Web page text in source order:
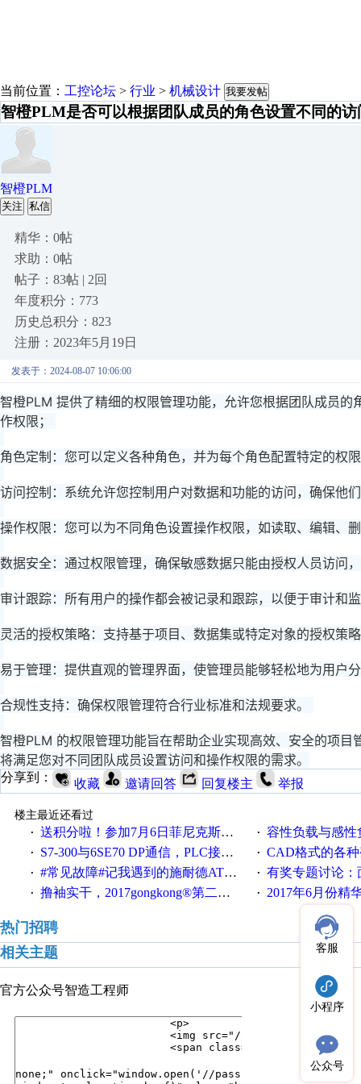
当前位置： 工控论坛 > 行业 > 机械设计 我要发帖
智橙PLM是否可以根据团队成员的角色设置不同的
智橙PLM
关注 私信
精华：0帖
求助：0帖
帖子：83帖 | 2回
年度积分：773
历史总积分：823
注册：2023年5月19日
发表于：2024-08-07 10:06:00
智橙PLM 提供了精细的权限管理功能，允许您根据团队成员
作权限；
角色定制：您可以定义各种角色，并为每个角色配置特定的权
访问控制：系统允许您控制用户对数据和功能的访问，确保他
操作权限：您可以为不同角色设置操作权限，如读取、编辑、
数据安全：通过权限管理，确保敏感数据只能由授权人员访问
审计跟踪：所有用户的操作都会被记录和跟踪，以便于审计和
灵活的授权策略：支持基于项目、数据集或特定对象的授权策
易于管理：提供直观的管理界面，使管理员能够轻松地为用户
合规性支持：确保权限管理符合行业标准和法规要求。
智橙PLM 的权限管理功能旨在帮助企业实现高效、安全的项
将满足您对不同团队成员设置访问和操作权限的需求。
分享到： 收藏 邀请回答 回复楼主 举报
楼主最近还看过
· 送积分啦！参加7月6日菲尼克斯在线研讨会即得 · 容性负载与感性负
· S7-300与6SE70 DP通信，PLC接收到数据不稳定 · CAD格式的各
· #常见故障#记我遇到的施耐德ATV12变频器故障 · 有奖专题讨论：面对低压变
· 撸袖实干，2017gongkong®第二届智造工程师节正式起航！ · 2017年6月份精
热门招聘
相关主题
官方公众号智造工程师
客服
小程序
公众号